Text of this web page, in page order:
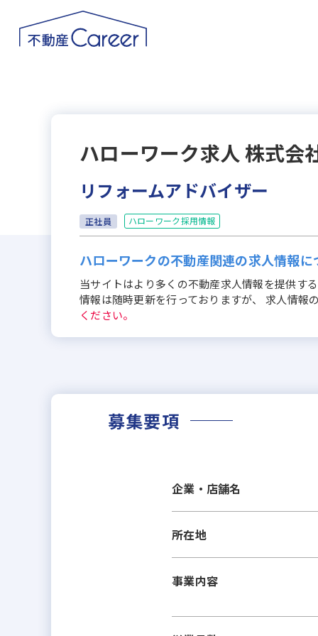
ハローワーク求人株式会
リフォームアドバイザー
正社員 ハローワーク採用情報
ハローワークの不動産関連の求人情報に
当サイトはより多くの不動産求人情報を提供す
情報は随時更新を行っておりますが、 求人情報
ください。
募集要項
企業・店舗名
所在地
事業内容